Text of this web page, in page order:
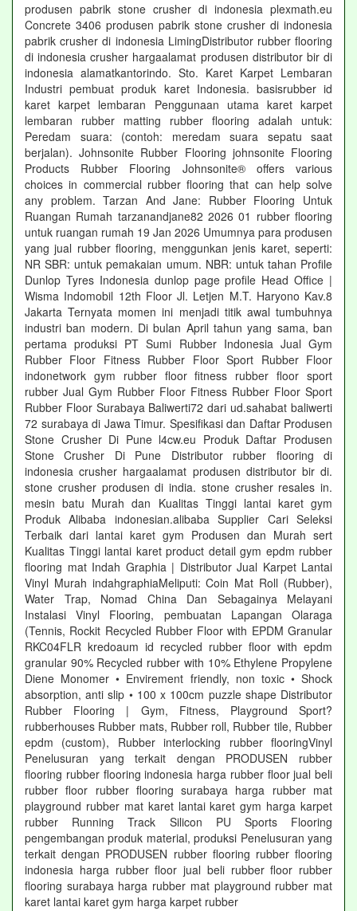
produsen pabrik stone crusher di indonesia plexmath.eu
Concrete 3406 produsen pabrik stone crusher di indonesia
pabrik crusher di indonesia LimingDistributor rubber flooring
di indonesia crusher hargaalamat produsen distributor bir di
indonesia alamatkantorindo. Sto. Karet Karpet Lembaran
Industri pembuat produk karet Indonesia. basisrubber id
karet karpet lembaran Penggunaan utama karet karpet
lembaran rubber matting rubber flooring adalah untuk:
Peredam suara: (contoh: meredam suara sepatu saat
berjalan). Johnsonite Rubber Flooring johnsonite Flooring
Products Rubber Flooring Johnsonite® offers various
choices in commercial rubber flooring that can help solve
any problem. Tarzan And Jane: Rubber Flooring Untuk
Ruangan Rumah tarzanandjane82 2026 01 rubber flooring
untuk ruangan rumah 19 Jan 2026 Umumnya para produsen
yang jual rubber flooring, menggunkan jenis karet, seperti:
NR SBR: untuk pemakaian umum. NBR: untuk tahan Profile
Dunlop Tyres Indonesia dunlop page profile Head Office |
Wisma Indomobil 12th Floor Jl. Letjen M.T. Haryono Kav.8
Jakarta Ternyata momen ini menjadi titik awal tumbuhnya
industri ban modern. Di bulan April tahun yang sama, ban
pertama produksi PT Sumi Rubber Indonesia Jual Gym
Rubber Floor Fitness Rubber Floor Sport Rubber Floor
indonetwork gym rubber floor fitness rubber floor sport
rubber Jual Gym Rubber Floor Fitness Rubber Floor Sport
Rubber Floor Surabaya Baliwerti72 dari ud.sahabat baliwerti
72 surabaya di Jawa Timur. Spesifikasi dan Daftar Produsen
Stone Crusher Di Pune l4cw.eu Produk Daftar Produsen
Stone Crusher Di Pune Distributor rubber flooring di
indonesia crusher hargaalamat produsen distributor bir di.
stone crusher produsen di india. stone crusher resales in.
mesin batu Murah dan Kualitas Tinggi lantai karet gym
Produk Alibaba indonesian.alibaba Supplier Cari Seleksi
Terbaik dari lantai karet gym Produsen dan Murah sert
Kualitas Tinggi lantai karet product detail gym epdm rubber
flooring mat Indah Graphia | Distributor Jual Karpet Lantai
Vinyl Murah indahgraphiaMeliputi: Coin Mat Roll (Rubber),
Water Trap, Nomad China Dan Sebagainya Melayani
Instalasi Vinyl Flooring, pembuatan Lapangan Olaraga
(Tennis, Rockit Recycled Rubber Floor with EPDM Granular
RKC04FLR kredoaum id recycled rubber floor with epdm
granular 90% Recycled rubber with 10% Ethylene Propylene
Diene Monomer • Envirement friendly, non toxic • Shock
absorption, anti slip • 100 x 100cm puzzle shape Distributor
Rubber Flooring | Gym, Fitness, Playground Sport?
rubberhouses Rubber mats, Rubber roll, Rubber tile, Rubber
epdm (custom), Rubber interlocking rubber flooringVinyl
Penelusuran yang terkait dengan PRODUSEN rubber
flooring rubber flooring indonesia harga rubber floor jual beli
rubber floor rubber flooring surabaya harga rubber mat
playground rubber mat karet lantai karet gym harga karpet
rubber Running Track Silicon PU Sports Flooring
pengembangan produk material, produksi Penelusuran yang
terkait dengan PRODUSEN rubber flooring rubber flooring
indonesia harga rubber floor jual beli rubber floor rubber
flooring surabaya harga rubber mat playground rubber mat
karet lantai karet gym harga karpet rubber